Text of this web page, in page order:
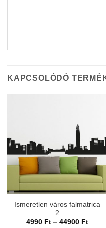
KAPCSOLÓDÓ
Ismeretlen város falmatrica
2
4990 Ft – 44900 Ft